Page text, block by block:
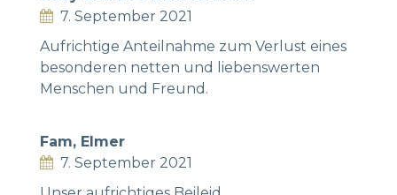
7. September 2021
Aufrichtige Anteilnahme zum Verlust eines
besonderen netten und liebenswerten
Menschen und Freund.
Fam, Elmer
7. September 2021